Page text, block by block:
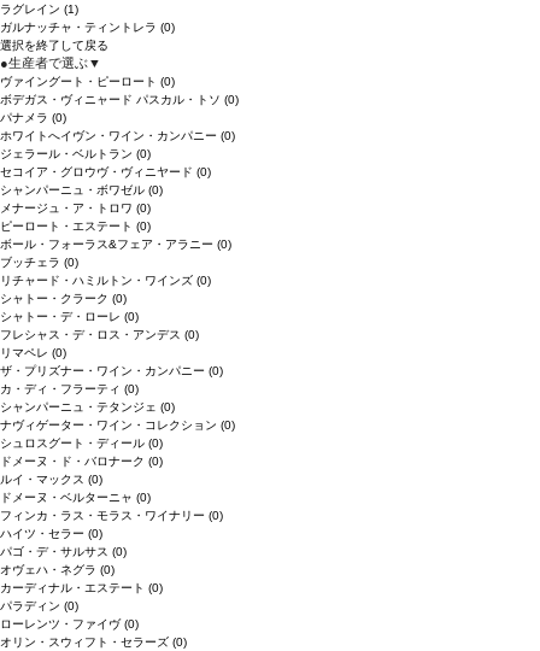
ラグレイン (1)
ガルナッチャ・ティントレラ (0)
選択を終了して戻る
●生産者で選ぶ▼
ヴァイングート・ピーロート (0)
ボデガス・ヴィニャード パスカル・トソ (0)
パナメラ (0)
ホワイトへイヴン・ワイン・カンパニー (0)
ジェラール・ベルトラン (0)
セコイア・グロウヴ・ヴィニヤード (0)
シャンパーニュ・ボワゼル (0)
メナージュ・ア・トロワ (0)
ピーロート・エステート (0)
ボール・フォーラス&フェア・アラニー (0)
ブッチェラ (0)
リチャード・ハミルトン・ワインズ (0)
シャトー・クラーク (0)
シャトー・デ・ローレ (0)
フレシャス・デ・ロス・アンデス (0)
リマペレ (0)
ザ・プリズナー・ワイン・カンパニー (0)
カ・ディ・フラーティ (0)
シャンパーニュ・テタンジェ (0)
ナヴィゲーター・ワイン・コレクション (0)
シュロスグート・ディール (0)
ドメーヌ・ド・バロナーク (0)
ルイ・マックス (0)
ドメーヌ・ベルターニャ (0)
フィンカ・ラス・モラス・ワイナリー (0)
ハイツ・セラー (0)
パゴ・デ・サルサス (0)
オヴェハ・ネグラ (0)
カーディナル・エステート (0)
パラディン (0)
ローレンツ・ファイヴ(0)
オリン・スウィフト・セラーズ (0)